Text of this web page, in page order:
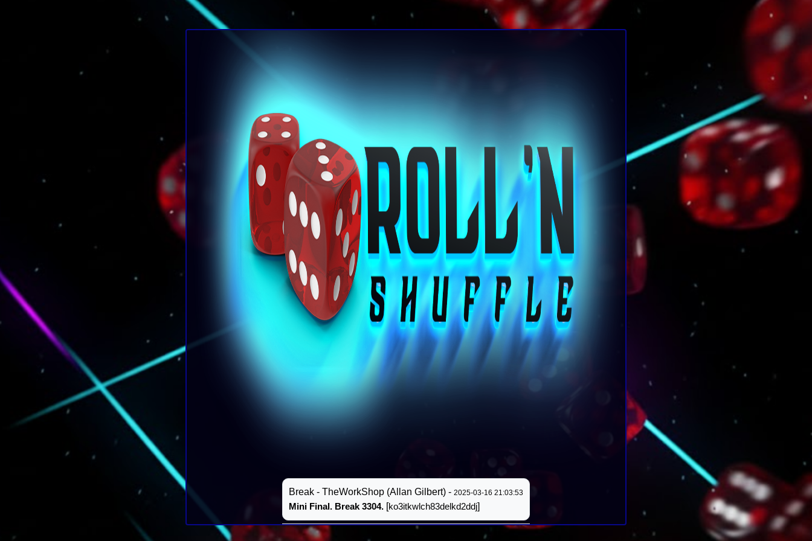
Break - TheWorkShop (Allan Gilbert) - 2025-03-16 21:03:53
Mini Final. Break 3304. [ko3itkwlch83delkd2ddj]
Résultat #14 FINAL